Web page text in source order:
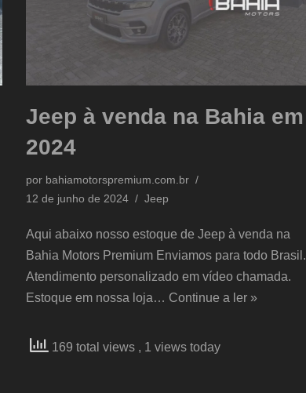
Jeep à venda na Bahia em
2024
por bahiamotorspremium.com.br
12 de junho de 2024
Jeep
Aqui abaixo nosso estoque de Jeep à venda na
Bahia Motors Premium Enviamos para todo Brasil.
Atendimento personalizado em vídeo chamada.
Estoque em nossa loja… Continue a ler »
169 total views , 1 views today